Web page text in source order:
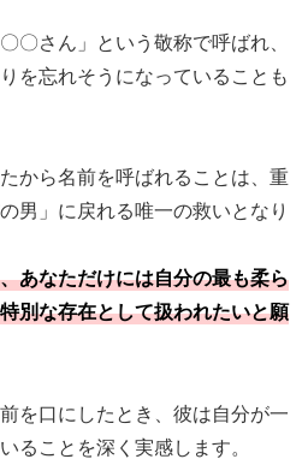
〇さん」という敬称で呼ばれ、
を忘れそうになっていることも
から名前を呼ばれることは、重
男」に戻れる唯一の救いとなり
あなただけには自分の最も柔ら
別な存在として扱われたいと願
を口にしたとき、彼は自分が一
ることを深く実感します。